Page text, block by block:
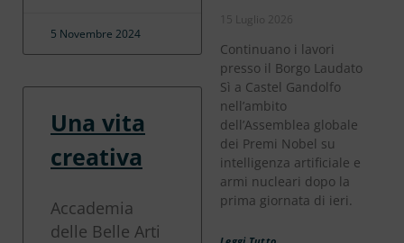
5 Novembre 2024
Una vita
creativa
Accademia
delle Belle Arti
15 Luglio 2026
Continuano i lavori
presso il Borgo Laudato
Sì a Castel Gandolfo
nell’ambito
dell’Assemblea globale
dei Premi Nobel su
intelligenza artificiale e
armi nucleari dopo la
prima giornata di ieri.